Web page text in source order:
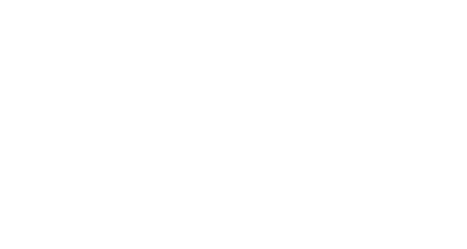
satelital
trabajo que se viene realizando desde el Laboratorio de
a asesores y productores ganaderos con el objetivo de